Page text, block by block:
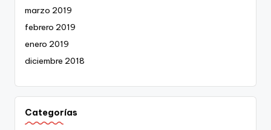
marzo 2019
febrero 2019
enero 2019
diciembre 2018
Categorías